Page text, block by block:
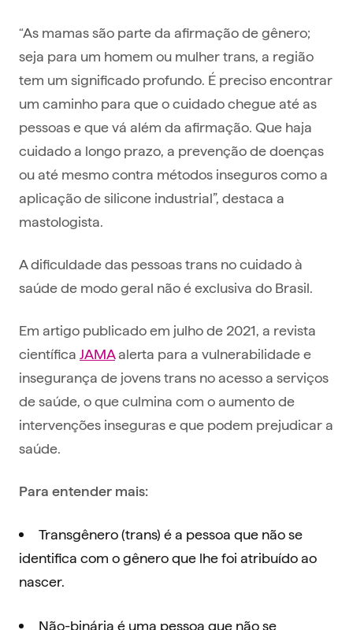
“As mamas são parte da afirmação de gênero;
seja para um homem ou mulher trans, a região
tem um significado profundo. É preciso encontrar
um caminho para que o cuidado chegue até as
pessoas e que vá além da afirmação. Que haja
cuidado a longo prazo, a prevenção de doenças
ou até mesmo contra métodos inseguros como a
aplicação de silicone industrial”, destaca a
mastologista.
A dificuldade das pessoas trans no cuidado à
saúde de modo geral não é exclusiva do Brasil.
Em artigo publicado em julho de 2021, a revista
científica JAMAalerta para a vulnerabilidade e
insegurança de jovens trans no acesso a serviços
de saúde, o que culmina com o aumento de
intervenções inseguras e que podem prejudicar a
saúde.
Para entender mais:
Transgênero (trans) é a pessoa que não se
identifica com o gênero que lhe foi atribuído ao
nascer.
Não-binária é uma pessoa que não se